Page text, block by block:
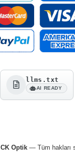
llms.txt
AI READY
CK Optik— Tüm hakları